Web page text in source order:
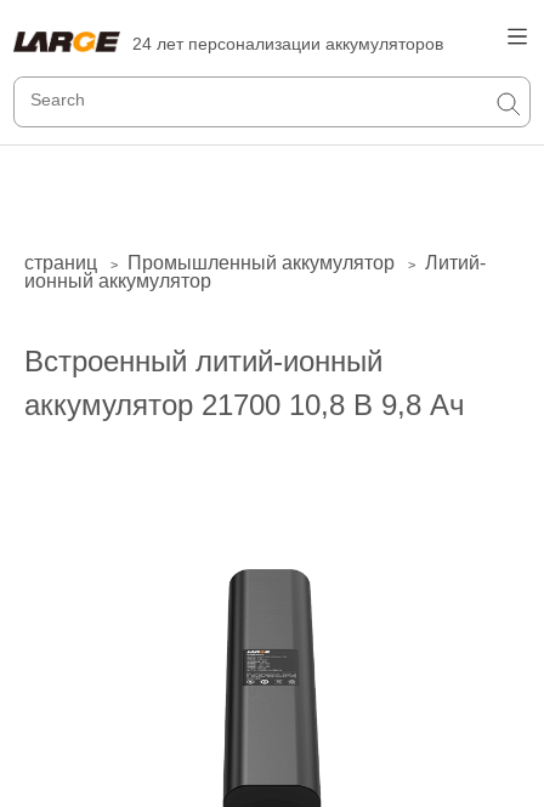
24 лет персонализации аккумуляторов
страниц > Промышленный аккумулятор >
Литий-
ионный аккумулятор
Встроенный литий-ионный
аккумулятор 21700 10,8 В 9,8 Ач